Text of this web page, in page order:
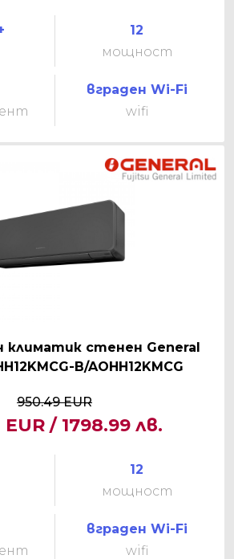
12
мощност
вграден Wi-Fi
wifi
климатик стенен General
B/AOHH12KMCG
950.49 EUR
EUR / 1798.99 лв.
12
мощност
вграден Wi-Fi
wifi